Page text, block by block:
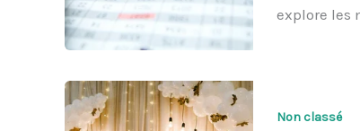
explore les
Non classé